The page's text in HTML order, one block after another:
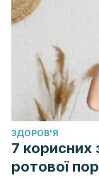
ЗДОРОВ'Я
7 корисних
ротової